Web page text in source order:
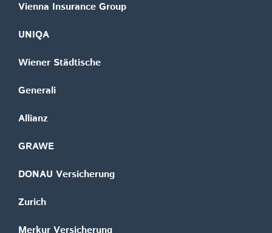
Vienna Insurance Group
UNIQA
Wiener Städtische
Generali
Allianz
GRAWE
DONAU Versicherung
Zurich